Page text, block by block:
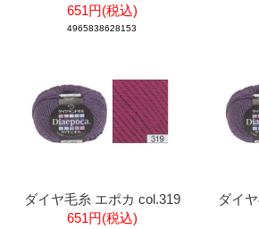
651円(税込)
4965838628153
ダイヤ毛糸 エポカ col.319
651円(税込)
ダイ